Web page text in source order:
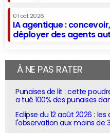
01 oct 2026
IA agentique :
déployer des agents
À NE PAS RATER
Punaises de lit : cette
a tué 100% des punaises
Eclipse du 12 août 2026 :
l'observation aux moins de